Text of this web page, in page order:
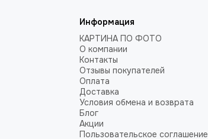
Информация
КАРТИНА ПО ФОТО
О компании
Контакты
Отзывы покупателей
Оплата
Доставка
Условия обмена и возврата
Блог
Акции
Пользовательское соглашение